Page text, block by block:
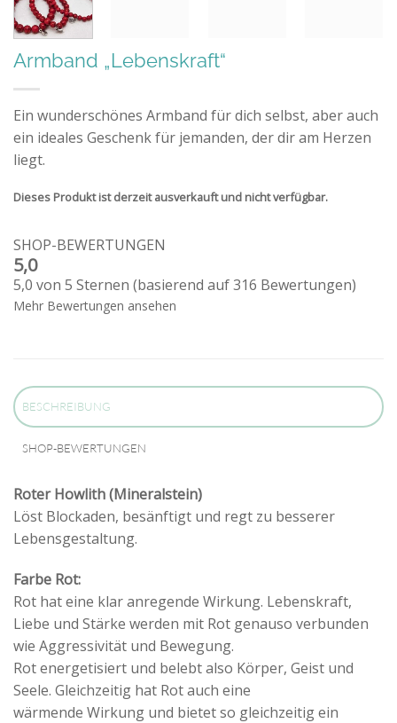
Armband „Lebenskraft“
Ein wunderschönes Armband für dich selbst, aber auch
ein ideales Geschenk für jemanden, der dir am Herzen
liegt.
Dieses Produkt ist derzeit ausverkauft und nicht verfügbar.
SHOP-BEWERTUNGEN
5,0
5,0 von 5 Sternen (basierend auf 316 Bewertungen)
Mehr Bewertungen ansehen
BESCHREIBUNG
SHOP-BEWERTUNGEN
Roter Howlith (Mineralstein)
Löst Blockaden, besänftigt und regt zu besserer
Lebensgestaltung.
Farbe Rot:
Rot hat eine klar anregende Wirkung. Lebenskraft,
Liebe und Stärke werden mit Rot genauso verbunden
wie Aggressivität und Bewegung.
Rot energetisiert und belebt also Körper, Geist und
Seele. Gleichzeitig hat Rot auch eine
wärmende Wirkung und bietet so gleichzeitig ein